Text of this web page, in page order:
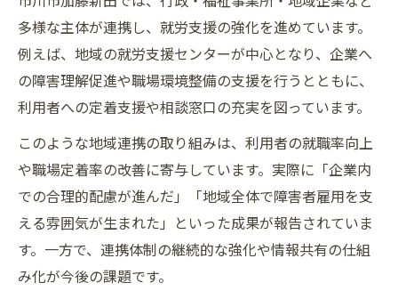
多様な主体が連携し、就労支援の強化を進めています。
例えば、地域の就労支援センターが中心となり、企業へ
の障害理解促進や職場環境整備の支援を行うとともに、
利用者への定着支援や相談窓口の充実を図っています。
このような地域連携の取り組みは、利用者の就職率向上
や職場定着率の改善に寄与しています。実際に「企業内
での合理的配慮が進んだ」「地域全体で障害者雇用を支
える雰囲気が生まれた」といった成果が報告されていま
す。一方で、連携体制の継続的な強化や情報共有の仕組
み化が今後の課題です。